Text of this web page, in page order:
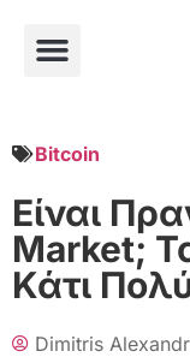
Bitcoin
Είναι
Market;
Κάτι
Dimitris